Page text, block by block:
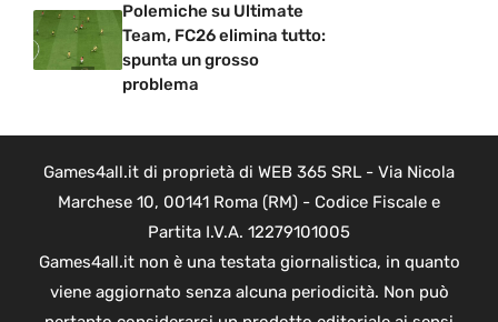
Polemiche su Ultimate
Team, FC26 elimina tutto:
spunta un grosso
problema
Games4all.it di proprietà di WEB 365 SRL - Via Nicola
Marchese 10, 00141 Roma (RM) - Codice Fiscale e
Partita I.V.A. 12279101005
Games4all.it non è una testata giornalistica, in quanto
viene aggiornato senza alcuna periodicità. Non può